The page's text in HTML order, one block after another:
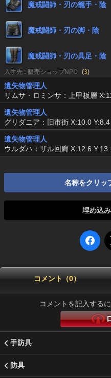
魔戒闘師・刃の籠手・陰
魔戒闘師・刃の脚・陰
魔戒闘師・刃の具足・陰
入手先 : 販売ショップNPC (3)
遺失物管理人
リムサ・ロミンサ：上甲板層
遺失物管理人
グリダニア：旧市街 X:10.0 Y:8.4
遺失物管理人
ウルダハ：ザル回廊 X:12.6
名称をクリッ
埋め込
コメント（0）
コメントを記入する
手防具
防具